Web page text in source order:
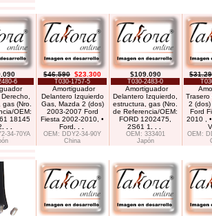
6
(Nro.
OEM:
18145
34-70YA
$46.590 $23.300
T030-1757-5
Amortiguador
Delantero Izquierdo
Gas, Mazda 2 (dos)
2003-2007 Ford
Fiesta 2002-2010, •
Ford
OEM: DDY2-34-90Y
China
$109.090
T030-2483-0
Amortiguador
Delantero Izquierdo,
estructura, gas (Nro.
de Referencia/OEM:
FORD 1202475,
2S61 1
OEM: 333401
Japón
Trasero
2
Ford
2010 ,
OEM: